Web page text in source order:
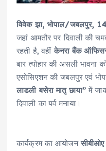
विवेक झा, भोपाल/जबलपुर,
जहां आमतौर पर दिवाली की
रहती है, वहींकेनरा बैंक
बार त्योहार की असली
एसोसिएशन की जबलपुर एवं
लाडली बसेरा मातृ छाया” में
दिवाली का पर्व मनाया।
कार्यक्रम का आयोजन